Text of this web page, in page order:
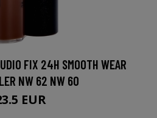
FIX 24H SMOOTH WEAR
NW 62 NW 60
EUR